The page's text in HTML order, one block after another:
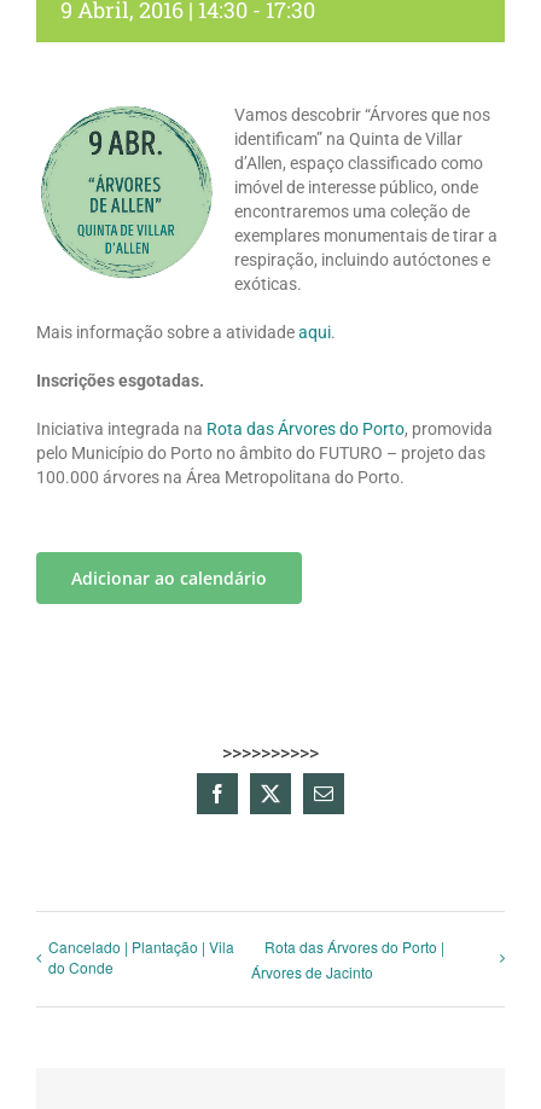
9 Abril, 2016 | 14:30 - 17:30
Vamos descobrir “Árvores que nos
identificam” na Quinta de Villar
d’Allen, espaço classificado como
imóvel de interesse público, onde
encontraremos uma coleção de
exemplares monumentais de tirar a
respiração, incluindo autóctones e
exóticas.
Mais informação sobre a atividadeaqui.
Inscrições esgotadas.
Iniciativa integrada na Rota das Árvores do Porto, promovida
pelo Município do Porto no âmbito do FUTURO – projeto das
100.000 árvores na Área Metropolitana do Porto.
Adicionar ao calendário
>>>>>>>>>>
Facebook
X
Email
(necessário
Cancelado | Plantação | Vila
do Conde
Rota das Árvores do Porto |
Árvores de Jacinto